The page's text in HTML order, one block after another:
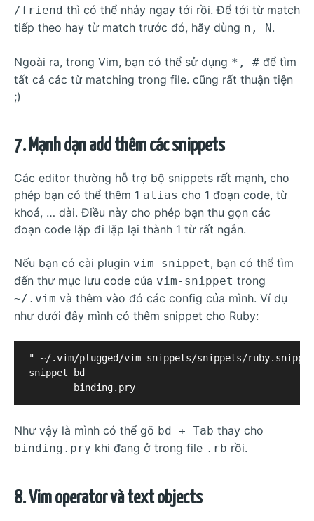
/friend thì có thể nhảy ngay tới rồi. Để tới từ match
tiếp theo hay từ match trước đó, hãy dùng n, N.
Ngoài ra, trong Vim, bạn có thể sử dụng *, # để tìm
tất cả các từ matching trong file. cũng rất thuận tiện
;)
7. Mạnh dạn add thêm các snippets
Các editor thường hỗ trợ bộ snippets rất mạnh, cho
phép bạn có thể thêm 1 alias cho 1 đoạn code, từ
khoá, … dài. Điều này cho phép bạn thu gọn các
đoạn code lặp đi lặp lại thành 1 từ rất ngắn.
Nếu bạn có cài plugin vim-snippet, bạn có thể tìm
đến thư mục lưu code của vim-snippet trong
~/.vim và thêm vào đó các config của mình. Ví dụ
như dưới đây mình có thêm snippet cho Ruby:
" ~/.vim/plugged/vim-snippets/snippets/
snippet bd
Như vậy là mình có thể gõ bd + Tab thay cho
binding.pry khi đang ở trong file .rb rồi.
8. Vim operator và text objects